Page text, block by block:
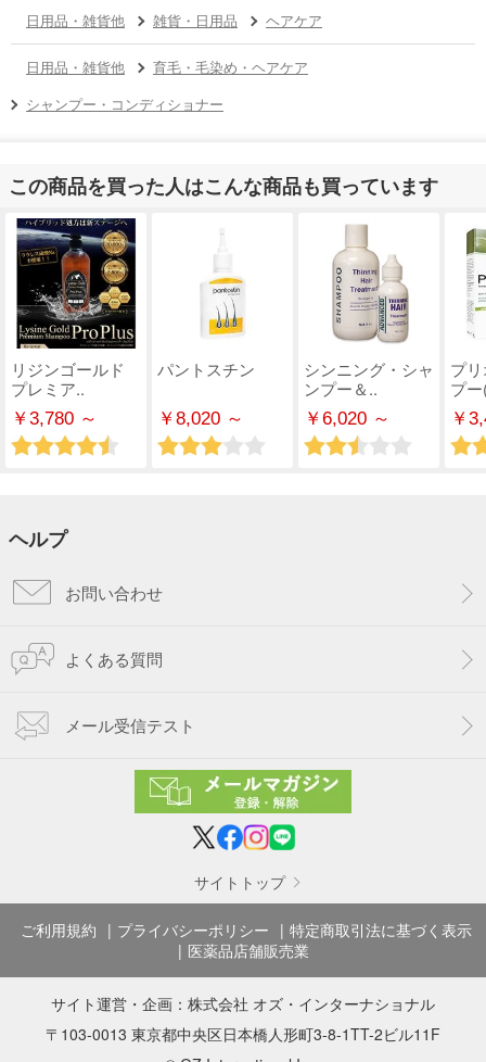
日用品・雑貨他 雑貨・日用品 ヘアケア
日用品・雑貨他
育毛・毛染め・ヘアケア
シャンプー・コンディショナー
この商品を買った人はこんな商品も買っています
リジンゴールド
プレミア..
￥3,780 ～
パントスチン
￥8,020 ～
シンニング・シャ
ンプー＆..
￥6,020 ～
プ
プ
￥
ヘルプ
お問い合わせ
よくある質問
メール受信テスト
サイトトップ
ご利用規約 プライバシーポリシー
特定商取引法に基づく表示
医薬品店舗販売業
サイト運営・企画： 株式会社 オズ・インターナショナル
〒103-0013 東京都中央区日本橋人形町3-8-1TT-2ビル11F